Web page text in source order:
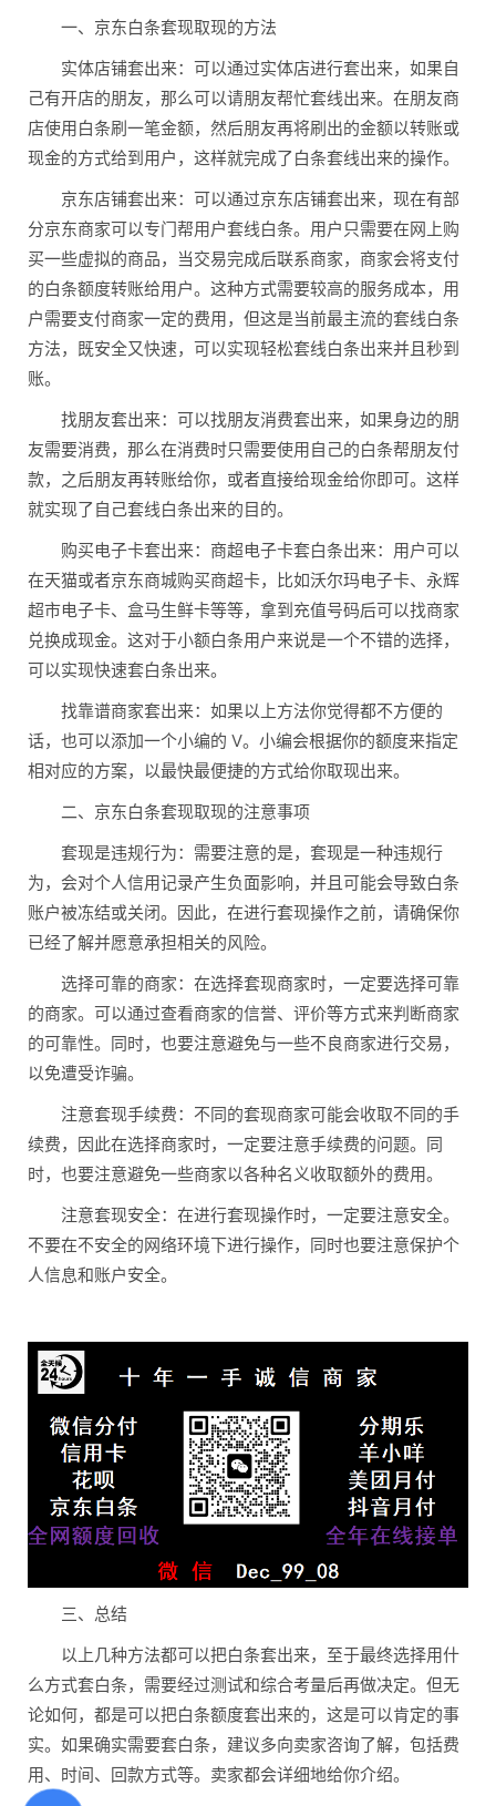
一、京东白条套现取现的方法
实体店铺套出来：可以通过实体店进行套出来，如果自
己有开店的朋友，那么可以请朋友帮忙套线出来。在朋友商
店使用白条刷一笔金额，然后朋友再将刷出的金额以转账或
现金的方式给到用户，这样就完成了白条套线出来的操作。
京东店铺套出来：可以通过京东店铺套出来，现在有部
分京东商家可以专门帮用户套线白条。用户只需要在网上购
买一些虚拟的商品，当交易完成后联系商家，商家会将支付
的白条额度转账给用户。这种方式需要较高的服务成本，用
户需要支付商家一定的费用，但这是当前最主流的套线白条
方法，既安全又快速，可以实现轻松套线白条出来并且秒到
账。
找朋友套出来：可以找朋友消费套出来，如果身边的朋
友需要消费，那么在消费时只需要使用自己的白条帮朋友付
款，之后朋友再转账给你，或者直接给现金给你即可。这样
就实现了自己套线白条出来的目的。
购买电子卡套出来：商超电子卡套白条出来：用户可以
在天猫或者京东商城购买商超卡，比如沃尔玛电子卡、永辉
超市电子卡、盒马生鲜卡等等，拿到充值号码后可以找商家
兑换成现金。这对于小额白条用户来说是一个不错的选择，
可以实现快速套白条出来。
找靠谱商家套出来：如果以上方法你觉得都不方便的
话，也可以添加一个小编的 V。小编会根据你的额度来指定
相对应的方案，以最快最便捷的方式给你取现出来。
二、京东白条套现取现的注意事项
套现是违规行为：需要注意的是，套现是一种违规行
为，会对个人信用记录产生负面影响，并且可能会导致白条
账户被冻结或关闭。因此，在进行套现操作之前，请确保你
已经了解并愿意承担相关的风险。
选择可靠的商家：在选择套现商家时，一定要选择可靠
的商家。可以通过查看商家的信誉、评价等方式来判断商家
的可靠性。同时，也要注意避免与一些不良商家进行交易，
以免遭受诈骗。
注意套现手续费：不同的套现商家可能会收取不同的手
续费，因此在选择商家时，一定要注意手续费的问题。同
时，也要注意避免一些商家以各种名义收取额外的费用。
注意套现安全：在进行套现操作时，一定要注意安全。
不要在不安全的网络环境下进行操作，同时也要注意保护个
人信息和账户安全。
三、总结
以上几种方法都可以把白条套出来，至于最终选择用什
么方式套白条，需要经过测试和综合考量后再做决定。但无
论如何，都是可以把白条额度套出来的，这是可以肯定的事
实。如果确实需要套白条，建议多向卖家咨询了解，包括费
用、时间、回款方式等。卖家都会详细地给你介绍。